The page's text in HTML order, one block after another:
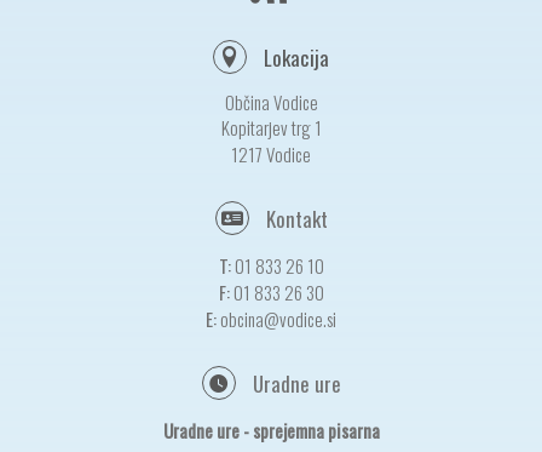
Lokacija
Občina Vodice
Kopitarjev trg 1
1217 Vodice
Kontakt
T: 01 833 26 10
F: 01 833 26 30
E:obcina@vodice.si
Uradne ure
Uradne ure - sprejemna pisarna